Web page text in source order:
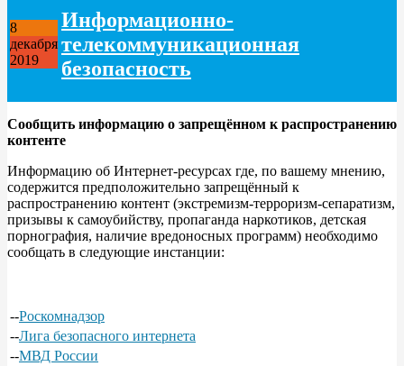
8
декабря
2019
Информационно-
телекоммуникационная
безопасность
Сообщить информацию о запрещённом к распространению
контенте
Информацию об Интернет-ресурсах где, по вашему мнению,
содержится предположительно запрещённый к
распространению контент (экстремизм-терроризм-сепаратизм,
призывы к самоубийству, пропаганда наркотиков, детская
порнография, наличие вредоносных программ) необходимо
сообщать в следующие инстанции:
--Роскомнадзор
--Лига безопасного интернета
--МВД России